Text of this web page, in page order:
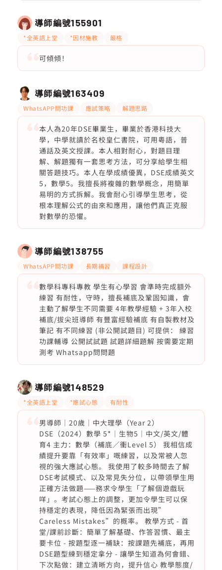
導師編號155901
*全英語上堂 *因材施教 嚴格
可傾傾！
導師編號163409
WhatsAPP問功課 應試策略 解題思路
本人為20年DSE畢業生，畢業於香港科技大
學，中學就讀於名校皇仁書院，可用粵語，普
通話及英文授課。本人相對耐心，對題目理
解、解題獨有一套思考方法，可分享給學生相
關答題技巧。本人在學成績優異，DSE成績英文
5，數學5。我擅長將複雜的數學概念，用簡單
易明的方式拆解。我會耐心引導學生思考，從
根本理解公式的由來和應用，讓他們真正克服
對數學的恐懼。
導師編號138755
WhatsAPP問功課 長期補習 課程設計
數學科專科專教 學生有心學習 會準時完成額外
練習 有耐性，守時，擅長補底及鞏固知識，會
主動了解學生不同需要 4年教學經驗 + 3年入校
補底/拔尖班導師 有豐富經驗補底 有自製教材及
筆記 有不同練習 (非公開試題目) 可提供： 練習
功課輔導 公開試試題 試題詳細題解 按需要定期
測考 Whatsapp問問題
導師編號148529
*全英語上堂 *應試心態 有耐性
男導師｜20歲｜中大理學（Year 2）
DSE（2024）數學 5*｜生物5｜中文/英文/體
育4 主力：數學（補底／衝Level 5） 我相信成
績提升要靠「有效率」嘅練習，以及常被人忽
視的強大應試心態。 我使用了較多時間去了解
DSE考試模式、以及常見失分位，以帶領學生用
正確方法做題——務求令學生「了解個遊戲玩
咩」。考試心態上的調整，更加令學生可以保
持穩定的表現，降低因為緊張而出現”
Careless Mistakes”的概率。 教學方式 - 首
堂/課前診斷：簡單了解基礎、作答習慣、最主
要卡位 - 按題型逐一補缺：按課題先補底，再用
DSE題型練到穩定拿分 - 讓學生知道為何會錯、
下次點做：建立清晰方向，提升信心 教學態度/